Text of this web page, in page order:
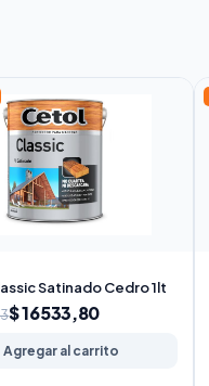
Satinado Cedro 1lt
$ 16533,80
Agregar al carrito